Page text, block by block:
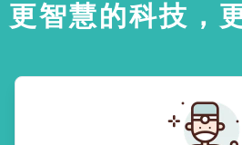
更智慧的科技，